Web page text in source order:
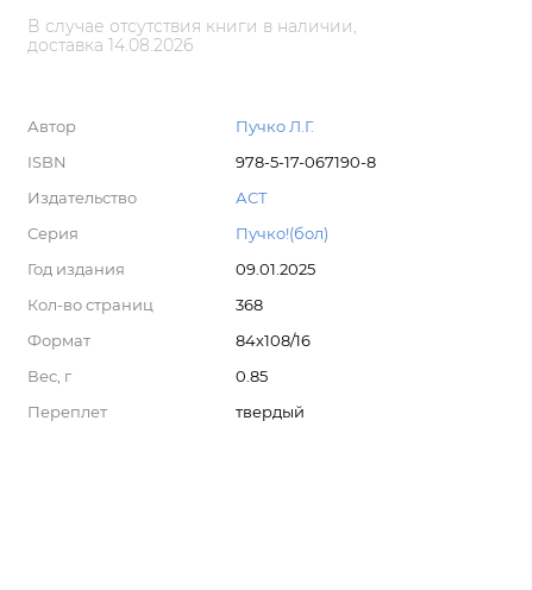
В случае отсутствия книги в наличии,
доставка 14.08.2026
Автор
Пучко Л.Г.
ISBN
978-5-17-067190-8
Издательство
АСТ
Серия
Пучко!(бол)
Год издания
09.01.2025
Кол-во страниц
368
Формат
84x108/16
Вес, г
0.85
Переплет
твердый